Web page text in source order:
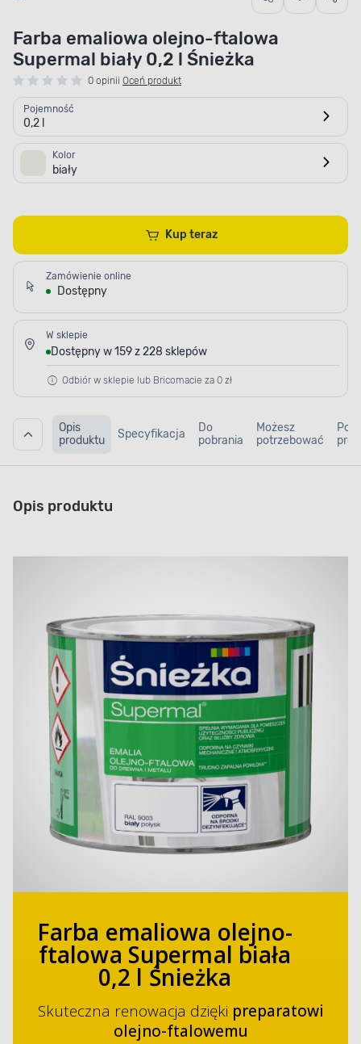
Farba emaliowa olejno-ftalowa
Supermal biały 0,2 l Śnieżka
0 opinii Oceń produkt
Pojemność
0,2 l
Kolor
biały
Kup teraz
Zamówienie online
Dostępny
W sklepie
Dostępny w 159 z 228 sklepów
Odbiór w sklepie lub Bricomacie za 0 zł
Opis
produktu
Specyfikacja
Do
pobrania
Możesz
potrzebować
Opis produktu
Farba emaliowa olejno-
ftalowa Supermal biała
0,2 l Śnieżka
Skuteczna renowacja dzięki preparatowi
olejno-ftalowemu